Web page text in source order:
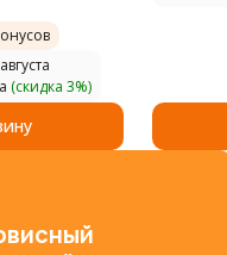
(скидка 3%)